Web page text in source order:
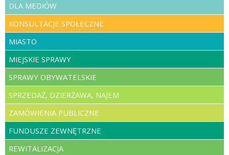
DLA MEDIÓW
KONSULTACJE SPOŁECZNE
MIASTO
MIEJSKIE SPRAWY
SPRAWY OBYWATELSKIE
SPRZEDAŻ, DZIERŻAWA, NAJEM
ZAMÓWIENIA PUBLICZNE
FUNDUSZE ZEWNĘTRZNE
REWITALIZACJA